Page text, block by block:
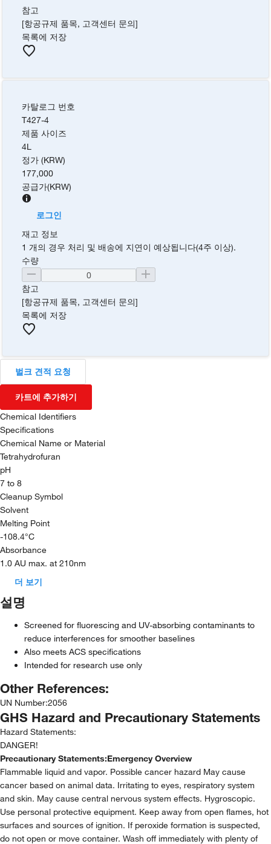
참고
[항공규제 품목, 고객센터 문의]
목록에 저장
카탈로그 번호
T427-4
제품 사이즈
4L
정가 (KRW)
177,000
공급가(KRW)
로그인
재고 정보
1 개의 경우 처리 및 배송에 지연이 예상됩니다(4주 이상).
수량
참고
[항공규제 품목, 고객센터 문의]
목록에 저장
벌크 견적 요청
카트에 추가하기
Chemical Identifiers
Specifications
Chemical Name or Material
Tetrahydrofuran
pH
7 to 8
Cleanup Symbol
Solvent
Melting Point
-108.4°C
Absorbance
1.0 AU max. at 210nm
더 보기
설명
Screened for fluorescing and UV-absorbing contaminants to
reduce interferences for smoother baselines
Also meets ACS specifications
Intended for research use only
Other References:
UN Number:2056
GHS Hazard and Precautionary Statements
Hazard Statements:
DANGER!
Precautionary Statements:Emergency Overview
Flammable liquid and vapor. Possible cancer hazard May cause
cancer based on animal data. Irritating to eyes, respiratory system
and skin. May cause central nervous system effects. Hygroscopic.
Use personal protective equipment. Keep away from open flames, hot
surfaces and sources of ignition. If peroxide formation is suspected,
do not open or move container. Wash off immediately with plenty of